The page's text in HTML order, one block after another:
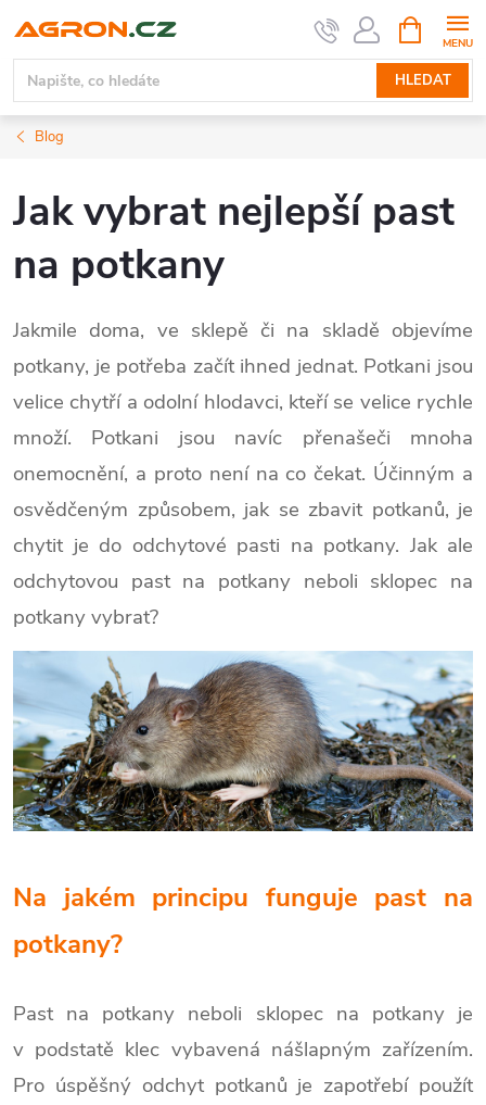
na
obsah
HLEDAT
NÁKUPNÍ
KOŠÍK
Blog
Jak vybrat nejlepší past
na potkany
Jakmile doma, ve sklepě či na skladě objevíme
potkany, je potřeba začít ihned jednat. Potkani jsou
velice chytří a odolní hlodavci, kteří se velice rychle
množí. Potkani jsou navíc přenašeči mnoha
onemocnění, a proto není na co čekat. Účinným a
osvědčeným způsobem, jak se zbavit potkanů, je
chytit je do odchytové pasti na potkany. Jak ale
odchytovou past na potkany neboli sklopec na
potkany vybrat?
Na jakém principu funguje past na
potkany?
Past na potkany neboli sklopec na potkany je
v podstatě klec vybavená nášlapným zařízením.
Pro úspěšný odchyt potkanů je zapotřebí použít